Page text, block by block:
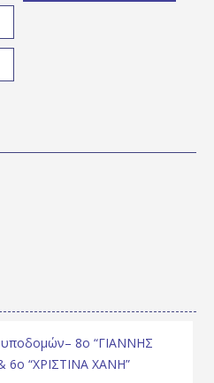
8ο “ΓΙΑΝΝΗΣ
6ο “ΧΡΙΣΤΙΝΑ ΧΑΝΗ”